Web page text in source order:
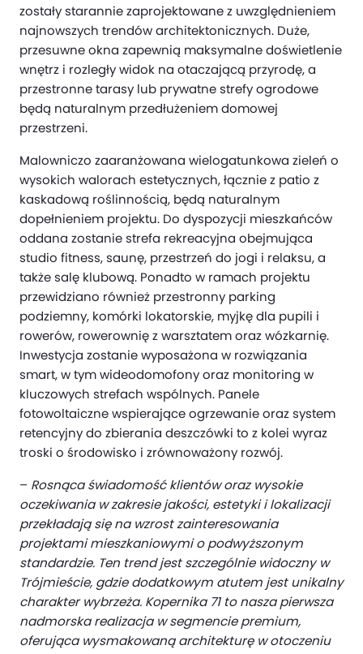
zostały starannie zaprojektowane z uwzględnieniem
najnowszych trendów architektonicznych. Duże,
przesuwne okna zapewnią maksymalne doświetlenie
wnętrz i rozległy widok na otaczającą przyrodę, a
przestronne tarasy lub prywatne strefy ogrodowe
będą naturalnym przedłużeniem domowej
przestrzeni.
Malowniczo zaaranżowana wielogatunkowa zieleń o
wysokich walorach estetycznych, łącznie z patio z
kaskadową roślinnością, będą naturalnym
dopełnieniem projektu. Do dyspozycji mieszkańców
oddana zostanie strefa rekreacyjna obejmująca
studio fitness, saunę, przestrzeń do jogi i relaksu, a
także salę klubową. Ponadto w ramach projektu
przewidziano również przestronny parking
podziemny, komórki lokatorskie, myjkę dla pupili i
rowerów, rowerownię z warsztatem oraz wózkarnię.
Inwestycja zostanie wyposażona w rozwiązania
smart, w tym wideodomofony oraz monitoring w
kluczowych strefach wspólnych. Panele
fotowoltaiczne wspierające ogrzewanie oraz system
retencyjny do zbierania deszczówki to z kolei wyraz
troski o środowisko i zrównoważony rozwój.
– Rosnąca świadomość klientów oraz wysokie
oczekiwania w zakresie jakości, estetyki i lokalizacji
przekładają się na wzrost zainteresowania
projektami mieszkaniowymi o podwyższonym
standardzie. Ten trend jest szczególnie widoczny w
Trójmieście, gdzie dodatkowym atutem jest unikalny
charakter wybrzeża. Kopernika 71 to nasza pierwsza
nadmorska realizacja w segmencie premium,
oferująca wysmakowaną architekturę w otoczeniu